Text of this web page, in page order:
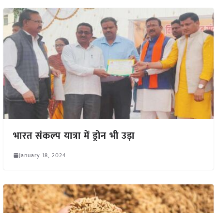
भारत संकल्प यात्रा में ड्रोन भी उड़ा
January 18, 2024